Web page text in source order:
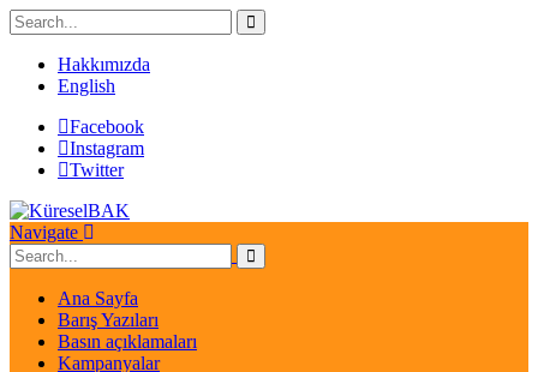
Hakkımızda
English
Facebook
Instagram
Twitter
Navigate
Ana Sayfa
Barış Yazıları
Basın açıklamaları
Kampanyalar